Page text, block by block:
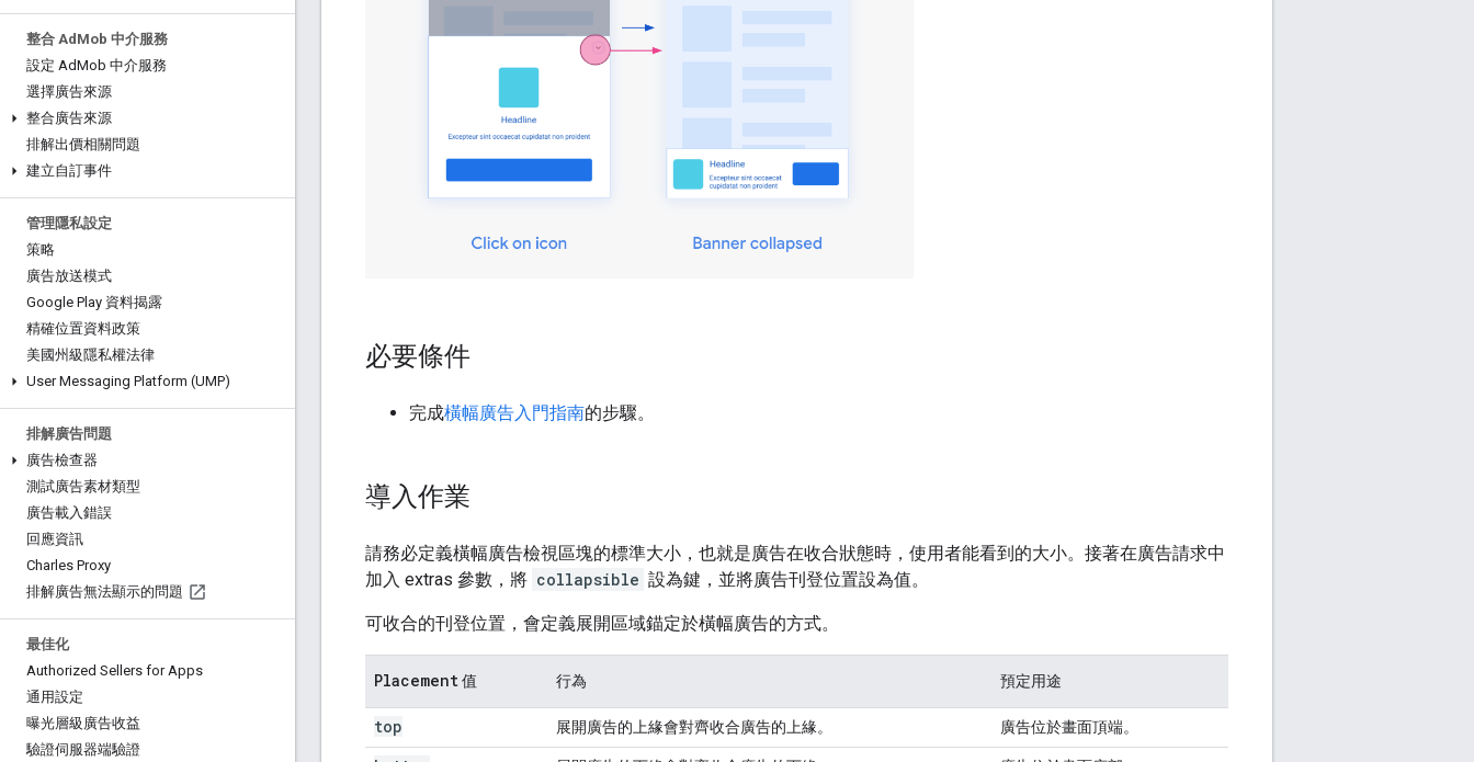
整合 Ad Mob 中介服務
設定 AdMob 中介服務
選擇廣告來源
整合廣告來源
排解出價相關問題
建立自訂事件
管理隱私設定
策略
廣告放送模式
Google Play 資料揭露
精確位置資料政策
美國州級隱私權法律
User Messaging Platform (UMP)
排解廣告問題
廣告檢查器
測試廣告素材類型
廣告載入錯誤
回應資訊
Charles Proxy
排解廣告無法顯示的問題
最佳化
Authorized Sellers for Apps
通用設定
曝光層級廣告收益
驗證伺服器端驗證
必要條件
完成橫幅廣告入門指南的步驟。
導入作業
請務必定義橫幅廣告檢視區塊的標準大小，也就是廣告在收合狀態時，使用者能看到的大小。接著在廣告請求中
加入 extras 參數，將 collapsible 設為鍵，並將廣告刊登位置設為值。
可收合的刊登位置，會定義展開區域錨定於橫幅廣告的方式。
Placement 值 行為 預定用途
top 展開廣告的上緣會對齊收合廣告的上緣。 廣告位於畫面頂端。